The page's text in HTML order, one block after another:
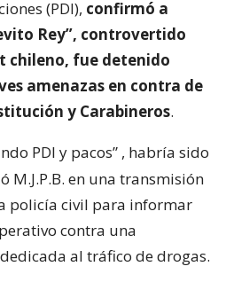
(PDI), confirmó a
Rey”, controvertido
chileno, fue detenido
amenazas en contra de
y Carabineros.
PDI y pacos” , habría sido
M.J.P.B. en una transmisión
policía civil para informar
contra una
al tráfico de drogas.